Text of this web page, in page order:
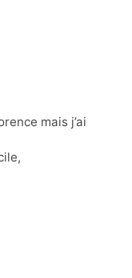
mais j’ai